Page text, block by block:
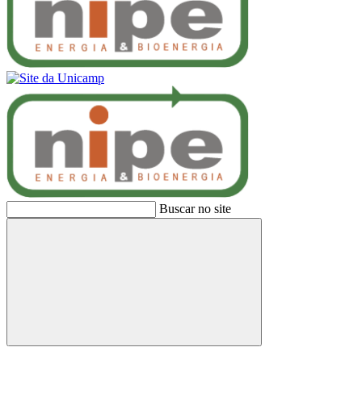
Buscar no site
Buscar